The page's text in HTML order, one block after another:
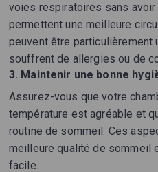
voies respiratoires sans avoir
permettent une meilleure
peuvent être particulièrement
souffrent de allergies ou de
3. Maintenir une bonne
Assurez-vous que votre
température est agréable et
routine de sommeil. Ces
meilleure qualité de sommeil
facile.